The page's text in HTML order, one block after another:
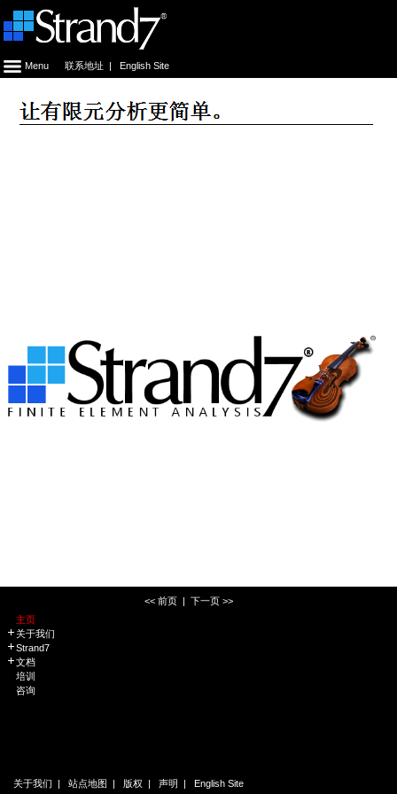
Menu 联系地址 | English Site
<< 前页| 下一页 >>
主页
关于我们
Strand7
文档
培训
咨询
关于我们 | 站点地图 | 版权 | 声明 | English Site